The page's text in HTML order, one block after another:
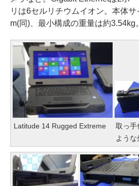
リは6セルリチウムイオン。本体
m(同)、最小構成の重量は約3.54kg。
Latitude 14 Rugged Extreme
取っ手
ような